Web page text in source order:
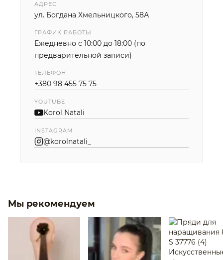
АДРЕС
ул. Богдана Хмельницкого, 58А
ГРАФИК РАБОТЫ
Ежедневно с 10:00 до 18:00 (по
предварительной записи)
ТЕЛЕФОН
+380 98 455 75 75
YOUTUBE
Korol Natali
INSTAGRAM
@korolnatali_
Мы рекомендуем